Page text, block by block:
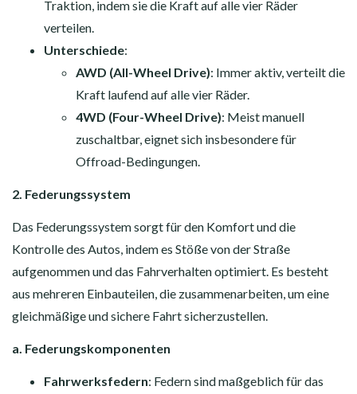
Traktion, indem sie die Kraft auf alle vier Räder
verteilen.
Unterschiede:
AWD (All-Wheel Drive): Immer aktiv, verteilt die
Kraft laufend auf alle vier Räder.
4WD (Four-Wheel Drive): Meist manuell
zuschaltbar, eignet sich insbesondere für
Offroad-Bedingungen.
2. Federungssystem
Das Federungssystem sorgt für den Komfort und die
Kontrolle des Autos, indem es Stöße von der Straße
aufgenommen und das Fahrverhalten optimiert. Es besteht
aus mehreren Einbauteilen, die zusammenarbeiten, um eine
gleichmäßige und sichere Fahrt sicherzustellen.
a. Federungskomponenten
Fahrwerksfedern: Federn sind maßgeblich für das